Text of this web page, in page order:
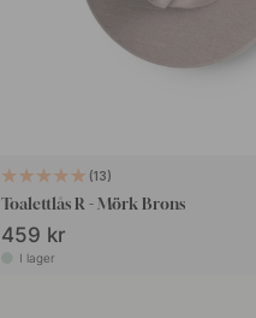
13
Toalettlås R - Mörk Brons
459 kr
I lager